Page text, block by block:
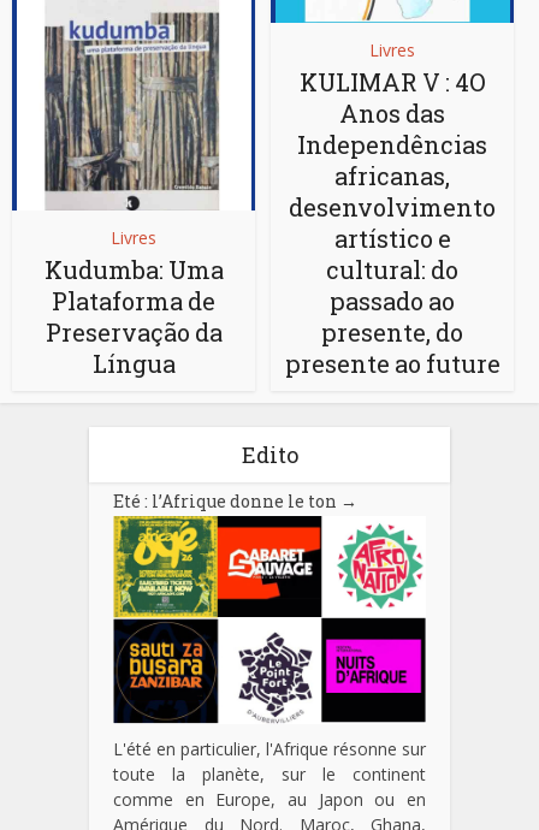
Livres
Kudumba: Uma
Plataforma de
Preservação da
Língua
Livres
KULIMAR V : 4O
Anos das
Independências
africanas,
desenvolvimento
artístico e
cultural: do
passado ao
presente, do
presente ao future
Edito
Eté : l’Afrique donne le ton →
L'été en particulier, l'Afrique résonne sur
toute la planète, sur le continent
comme en Europe, au Japon ou en
Amérique du Nord. Maroc, Ghana,